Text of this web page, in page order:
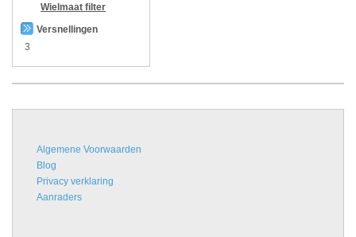
Wielmaat filter
Versnellingen
3
Algemene Voorwaarden
Blog
Privacy verklaring
Aanraders